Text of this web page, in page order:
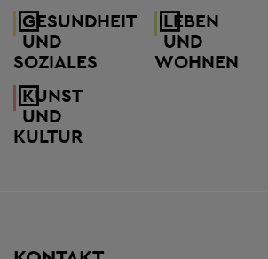
GESUNDHEIT
UND
SOZIALES
LEBEN
UND
WOHNEN
KUNST
UND
KULTUR